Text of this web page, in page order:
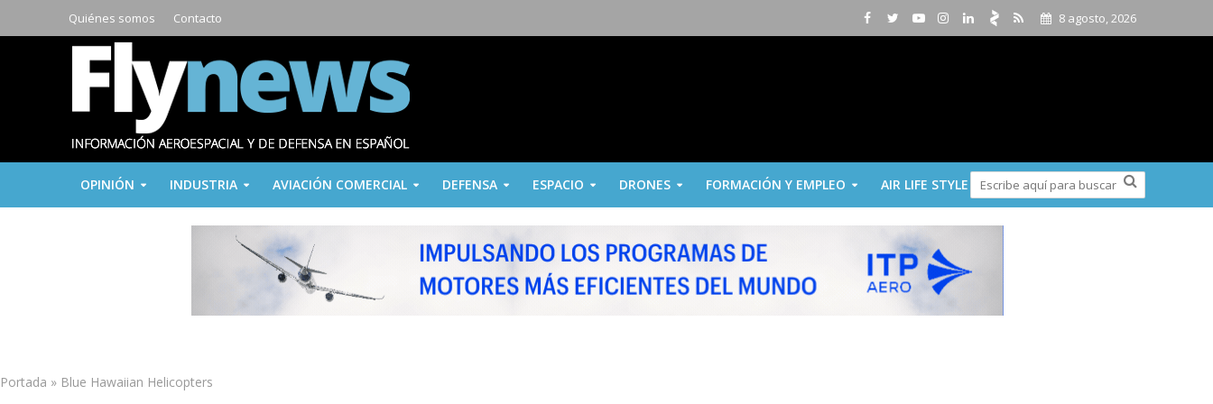
Quiénes somos Contacto 8 agosto, 2026
OPINIÓN INDUSTRIA AVIACIÓN COMERCIAL DEFENSA ESPACIO DRONES FORMACIÓN Y EMPLEO AIR LIFE STYLE
Portada » Blue Hawaiian Helicopters